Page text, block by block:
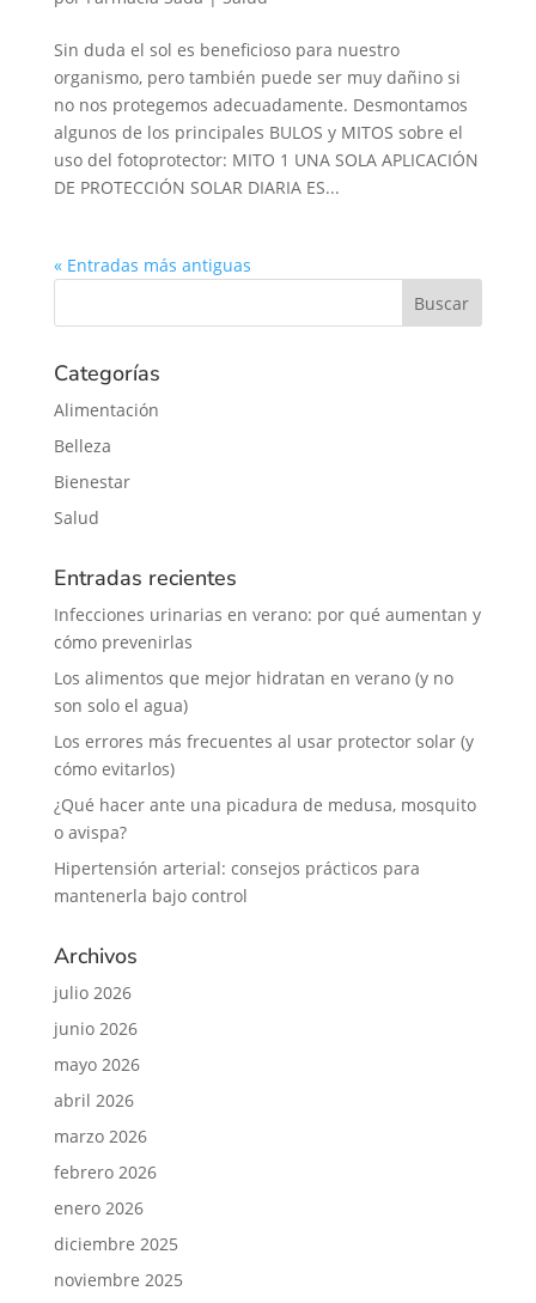
Sin duda el sol es beneficioso para nuestro
organismo, pero también puede ser muy dañino si
no nos protegemos adecuadamente. Desmontamos
algunos de los principales BULOS y MITOS sobre el
uso del fotoprotector: MITO 1 UNA SOLA APLICACIÓN
DE PROTECCIÓN SOLAR DIARIA ES...
« Entradas más antiguas
Categorías
Alimentación
Belleza
Bienestar
Salud
Entradas recientes
Infecciones urinarias en verano: por qué aumentan y
cómo prevenirlas
Los alimentos que mejor hidratan en verano (y no
son solo el agua)
Los errores más frecuentes al usar protector solar (y
cómo evitarlos)
¿Qué hacer ante una picadura de medusa, mosquito
o avispa?
Hipertensión arterial: consejos prácticos para
mantenerla bajo control
Archivos
julio 2026
junio 2026
mayo 2026
abril 2026
marzo 2026
febrero 2026
enero 2026
diciembre 2025
noviembre 2025